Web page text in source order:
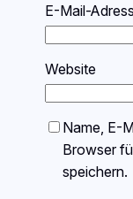
E-Mail-
Website
Name, E-
Browser
speichern.